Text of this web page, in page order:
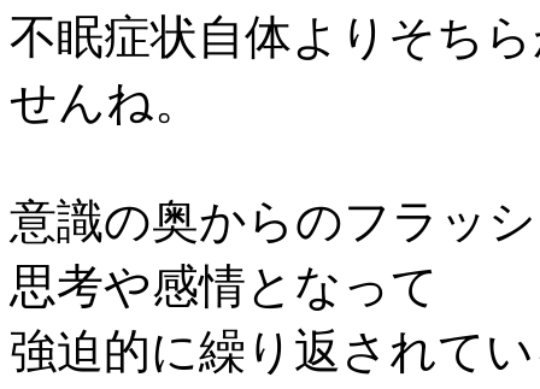
不眠症状自体よりそち
せんね。
意識の奥からのフラッ
思考や感情となって
強迫的に繰り返されて